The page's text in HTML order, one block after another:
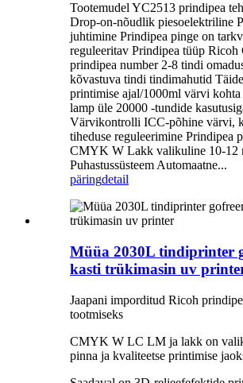
Tootemudel YC2513 prindipea
Drop-on-nõudlik piesoelektriline
juhtimine Prindipea pinge on
reguleeritav Prindipea tüüp Ricoh
prindipea number 2-8 tindi
kõvastuva tindi tindimahutid
printimise ajal/1000ml värvi
lamp üle 20000 -tundide
Värvikontrolli ICC-põhine värvi,
tiheduse reguleerimine Prindipea
CMYK W Lakk valikuline 10-12
Puhastussüsteem Automaatne...
päringdetail
Müüa 2030L tindiprinter
kasti trükimasin uv
Jaapani imporditud Ricoh
tootmiseks
CMYK W LC LM ja lakk on
pinna ja kvaliteetse printimise